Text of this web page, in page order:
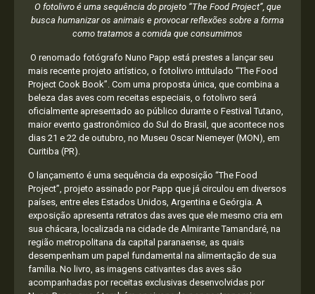
O fotolivro é uma sequência do projeto “The Food Project”, que
busca humanizar os animais e provocar reflexões sobre a forma
como tratamos a comida que consumimos
O renomado fotógrafo Nuno Papp está prestes a lançar seu
mais recente projeto artístico, o fotolivro intitulado “The Food
Project Cook Book”. Com uma proposta única, que combina a
beleza das aves com receitas especiais, o fotolivro será
oficialmente apresentado ao público durante o Festival Tutano,
maior evento gastronômico do Sul do Brasil, que acontece nos
dias 21 e 22 de outubro, no Museu Oscar Niemeyer (MON), em
Curitiba (PR).
O lançamento é uma sequência da exposição “The Food
Project”, projeto assinado por Papp que já circulou em diversos
países, entre eles Estados Unidos, Argentina e Geórgia. A
exposição apresenta retratos das aves que ele mesmo cria em
sua chácara, localizada na cidade de Almirante Tamandaré, na
região metropolitana da capital paranaense, as quais
desempenham um papel fundamental na alimentação de sua
família. No livro, as imagens cativantes das aves são
acompanhadas por receitas exclusivas desenvolvidas por